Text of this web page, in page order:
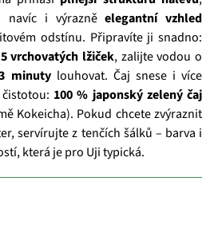
navíc i výrazněelegantní vzhled
odstínu. Připravíte ji snadno:
vrchovatých lžiček, zalijte vodou o
minutylouhovat. Čaj snese i více
100 % japonský zelený čaj
Kokeicha). Pokud chcete zvýraznit
servírujte z tenčích šálků – barva i
která je pro Uji typická.